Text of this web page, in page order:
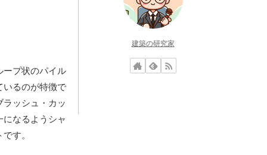
ープ状のパイル
いるのが特徴で
ラッシュ・カッ
なるようシャ
す。
建築の研究家